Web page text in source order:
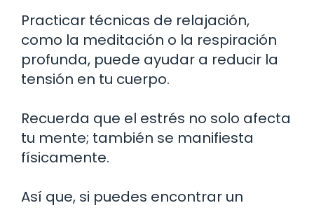
Practicar técnicas de relajación,
como la meditación o la respiración
profunda, puede ayudar a reducir la
tensión en tu cuerpo.
Recuerda que el estrés no solo afecta
tu mente; también se manifiesta
físicamente.
Así que, si puedes encontrar un